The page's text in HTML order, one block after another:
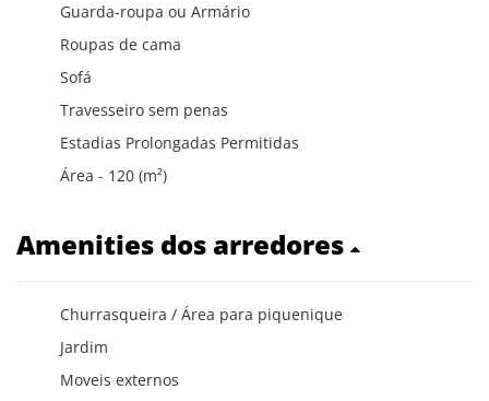
Guarda-roupa ou Armário
Roupas de cama
Sofá
Travesseiro sem penas
Estadias Prolongadas Permitidas
Área - 120 (m²)
Amenities dos arredores
Churrasqueira / Área para piquenique
Jardim
Moveis externos